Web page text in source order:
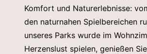
Komfort und Naturerlebnisse:
den naturnahen Spielbereichen
unseres Parks wurde im
Herzenslust spielen, genießen